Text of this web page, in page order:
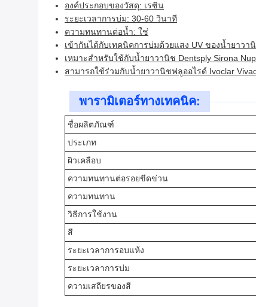
องค์ประกอบของวัสดุ: เรซิน
ระยะเวลาการบ่ม: 30-60 วินาที
ความทนทานต่อน้ำ: ใช่
เข้ากันได้กับเทคนิคการบ่มด้วยแสง UV ของน้ำยาวา
เหมาะสำหรับใช้กับน้ำยาวานิช Dentsply Sirona
สามารถใช้ร่วมกับน้ำยาวานิชฟลูออไรด์ Ivoclar
พารามิเตอร์ทางเทคนิค:
ชื่อผลิตภัณฑ์
ประเภท
ผิวเคลือบ
ความทนทานต่อรอยขีดข่วน
ความทนทาน
วิธีการใช้งาน
สี
ระยะเวลาการอบแห้ง
ระยะเวลาการบ่ม
ความเสถียรของสี